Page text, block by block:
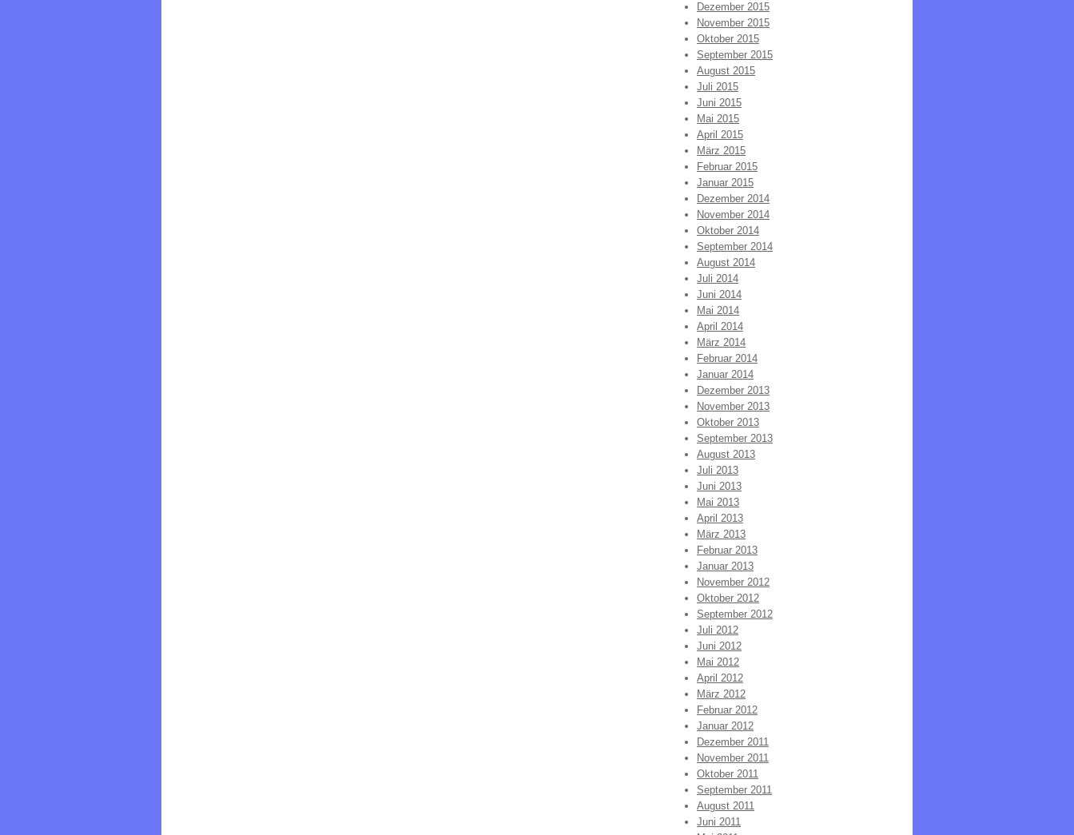
Dezember 2015
November 2015
Oktober 2015
September 2015
August 2015
Juli 2015
Juni 2015
Mai 2015
April 2015
März 2015
Februar 2015
Januar 2015
Dezember 2014
November 2014
Oktober 2014
September 2014
August 2014
Juli 2014
Juni 2014
Mai 2014
April 2014
März 2014
Februar 2014
Januar 2014
Dezember 2013
November 2013
Oktober 2013
September 2013
August 2013
Juli 2013
Juni 2013
Mai 2013
April 2013
März 2013
Februar 2013
Januar 2013
November 2012
Oktober 2012
September 2012
Juli 2012
Juni 2012
Mai 2012
April 2012
März 2012
Februar 2012
Januar 2012
Dezember 2011
November 2011
Oktober 2011
September 2011
August 2011
Juni 2011